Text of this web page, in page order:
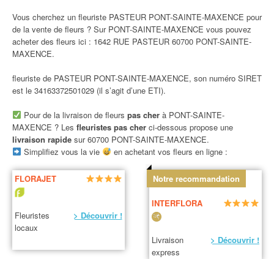
Vous cherchez un fleuriste PASTEUR PONT-SAINTE-MAXENCE pour
de la vente de fleurs ? Sur PONT-SAINTE-MAXENCE vous pouvez
acheter des fleurs ici : 1642 RUE PASTEUR 60700 PONT-SAINTE-
MAXENCE.
fleuriste de PASTEUR PONT-SAINTE-MAXENCE, son numéro SIRET
est le 34163372501029 (il s’agit d’une ETI).
Pour de la livraison de fleurs pas cherà PONT-SAINTE-
MAXENCE ? Les fleuristes pas cher ci-dessous propose une
livraison rapide sur 60700 PONT-SAINTE-MAXENCE.
Simplifiez vous la vie
en achetant vos fleurs en ligne :
FLORAJET
Fleuristes
locaux
> Découvrir !
Notre recommandation
INTERFLORA
Livraison
express
> Découvrir !